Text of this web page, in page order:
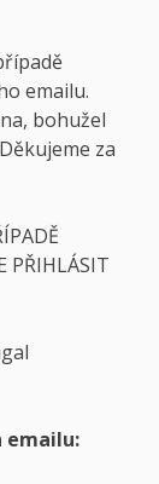
emailu.
bohužel
za
PŘIHLÁSIT
emailu: